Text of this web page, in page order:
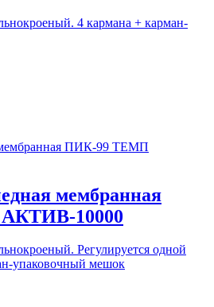
4 кармана + карман-
мембранная
10000
Регулируется одной
упаковочный мешок